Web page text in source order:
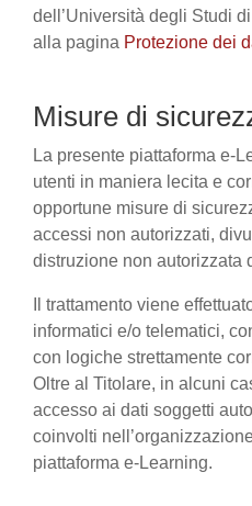
dell’Università degli Studi
alla pagina Protezione dei
Misure di
La presente piattaforma e-
utenti in maniera lecita e
opportune misure di
accessi non autorizzati,
distruzione non autorizzata
Il trattamento viene
informatici e/o telematici,
con logiche strettamente
Oltre al Titolare, in alcuni
accesso ai dati soggetti
coinvolti
piattaforma e-Learning.